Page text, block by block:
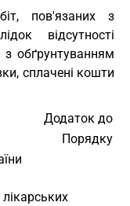
пов'язаних з
відсутності
з обґрунтуванням
сплачені кошти
Додаток до
Порядку